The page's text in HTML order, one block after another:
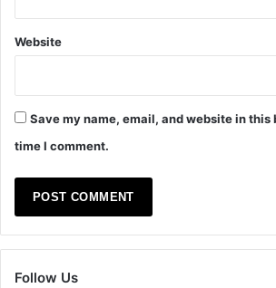
Website
Save my name, email, and website in this
time I comment.
Follow Us